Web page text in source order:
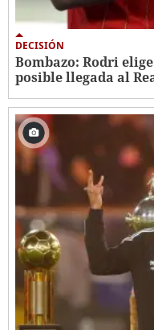
DECISIÓN
Bombazo: Rodri
posible llegada al